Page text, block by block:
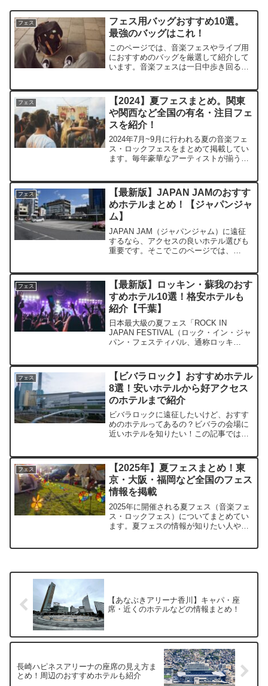
フェス
フェス用バッグおすすめ10選。
最強のバッグはこれ！
このページでは、音楽フェスやライブ用
におすすめのバッグを厳選して紹介して
います。音楽フェスは一日中歩き回るの
がさらに楽しくなること間違いなしで
す。他にも、「どの種類のバ...
フェス
【2024】夏フェスまとめ。関東
や関西など全国の有名・注目フェ
スを紹介！
2024年7月~9月に行われる夏の音楽フェ
ス・ロックフェスをまとめて掲載してい
ます。毎年豪華なアーティストが揃う夏
にして、自分に合った夏フェスに参戦し
ましょう！7月（京...
フェス
【最新版】JAPAN JAMのおすす
めホテルまとめ！【ジャパンジャ
ム】
JAPAN JAM（ジャパンジャム）に遠征
するなら、アクセスの良いホテル選びも
重要です。そこでこのページでは、
く解説していきます。最適なホテルを見
つけて、JAPA...
フェス
【最新版】ロッキン・蘇我のおす
すめホテル10選！格安ホテルも
紹介【千葉】
日本最大級の夏フェス「ROCK IN
JAPAN FESTIVAL（ロック・イン・ジャ
パン・フェスティバル、通称ロッキ
したロッキンですが、遠征勢が気になる
のが周辺の...
フェス
【ビバラロック】おすすめホテル
8選！安いホテルから好アクセス
のホテルまで紹介
ビバラロックに遠征したいけど、おすす
めのホテルってあるの？ビバラの会場に
近いホテルを知りたい！この記事では上
アクセスの良いホテルや、安い宿泊料金
で泊まれるホテル、高級感...
フェス
【2025年】夏フェスまとめ！東
京・大阪・福岡など全国のフェス
情報を掲載
2025年に開催される夏フェス（音楽フェ
ス・ロックフェス）についてまとめてい
ます。夏フェスの情報が知りたい人や、
【あなぶきアリーナ香川】キャパ・座
席・近くのホテルなどの情報まとめ！
長崎ハピネスアリーナの座席の見え方ま
とめ！周辺のおすすめホテルも紹介